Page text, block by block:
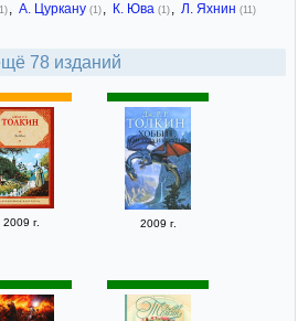
, А. Цуркану (1) , К. Юва (1) , Л. Яхнин (11)
78 изданий
2009 г. 2009 г.